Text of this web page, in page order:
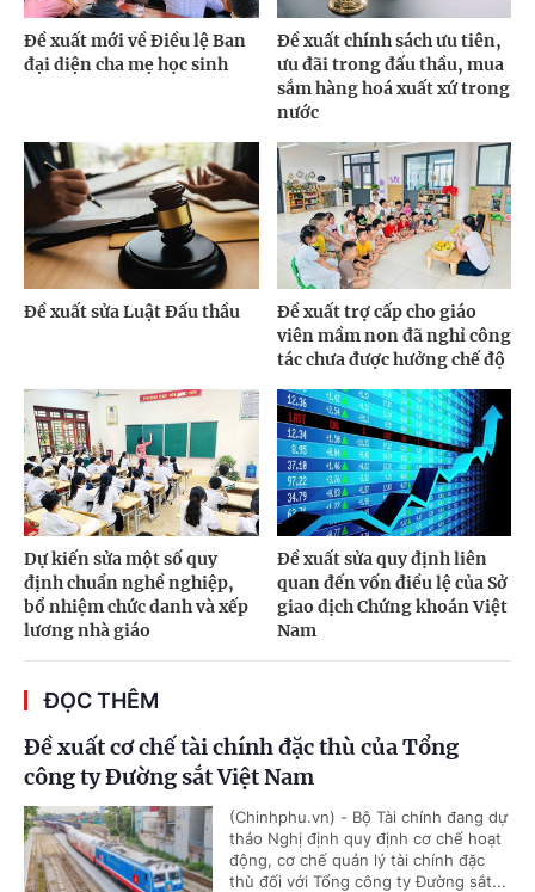
Đề xuất mới về Điều lệ Ban
đại diện cha mẹ học sinh
Đề xuất chính sách ưu tiên,
ưu đãi trong đấu thầu, mua
sắm hàng hoá xuất xứ trong
nước
Đề xuất sửa Luật Đấu thầu
Đề xuất trợ cấp cho giáo
viên mầm non đã nghỉ công
tác chưa được hưởng chế độ
Dự kiến sửa một số quy
định chuẩn nghề nghiệp,
bổ nhiệm chức danh và xếp
lương nhà giáo
Đề xuất sửa quy định liên
quan đến vốn điều lệ của Sở
giao dịch Chứng khoán Việt
Nam
ĐỌC THÊM
Đề xuất cơ chế tài chính đặc thù của Tổng
công ty Đường sắt Việt Nam
(Chinhphu.vn) - Bộ Tài chính đang dự
thảo Nghị định quy định cơ chế hoạt
động, cơ chế quản lý tài chính đặc
thù đối với Tổng công ty Đường sắt...